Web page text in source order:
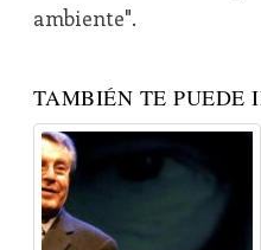
ambiente".
TAMBIÉN TE PUEDE